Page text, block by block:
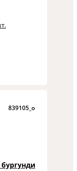
839105_o